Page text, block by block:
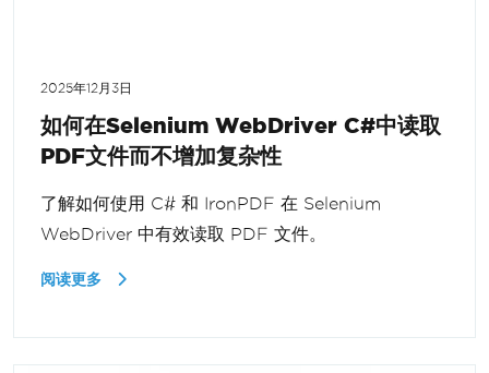
2025年12月3日
如何在Selenium WebDriver C#中读取
PDF文件而不增加复杂性
了解如何使用 C# 和 IronPDF 在 Selenium
WebDriver 中有效读取 PDF 文件。
阅读更多